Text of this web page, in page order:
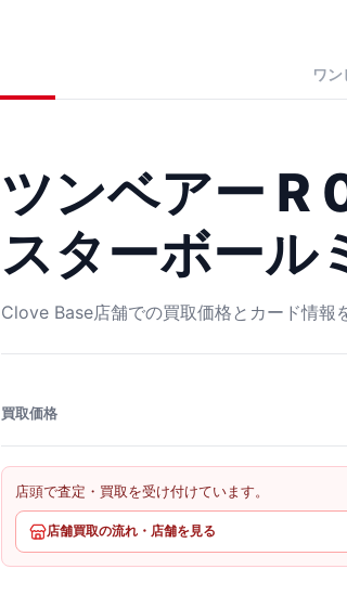
ワン
ツンベアー
スターボール
Clove Base店舗での買取価格とカード情報
買取価格
店頭で査定・買取を受け付けています。
店舗買取の流れ・店舗を見る